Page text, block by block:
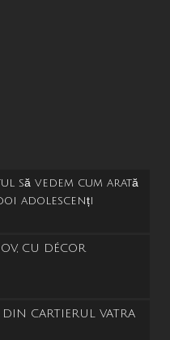
să vedem cum arată
adolescenți
CU DÉCOR
CARTIERUL VATRA